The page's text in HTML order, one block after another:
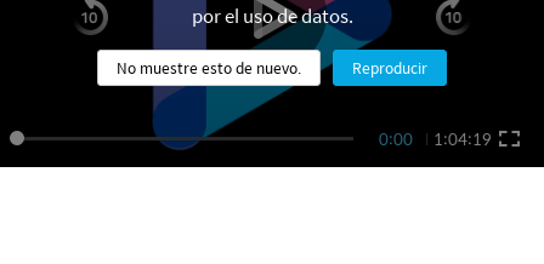
0:00 1:04:19
por el uso de datos.
No muestre esto de nuevo. Reproducir